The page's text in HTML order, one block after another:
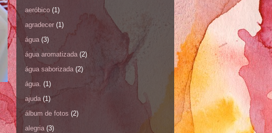
aeróbico (1)
agradecer (1)
água (3)
água aromatizada (2)
água saborizada (2)
água. (1)
ajuda (1)
álbum de fotos (2)
alegria (3)